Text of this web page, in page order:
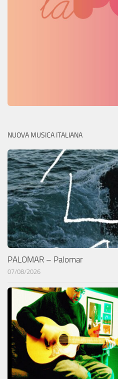
NUOVA MUSICA ITALIANA
PALOMAR – Palomar
07/08/2026